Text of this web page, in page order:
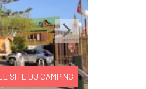
Next
SITE DU CAMPING